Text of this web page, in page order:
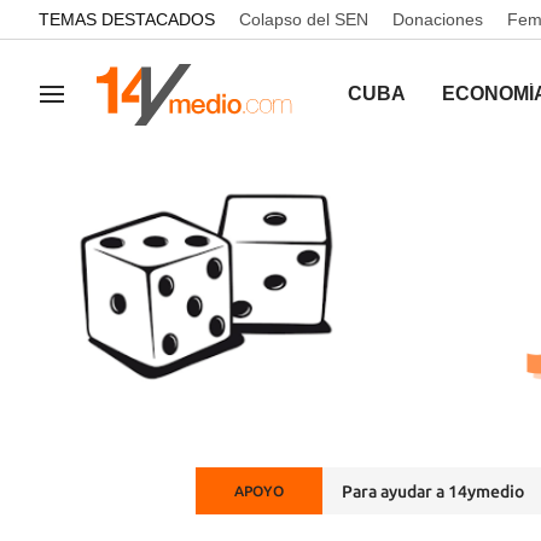
common.go-to-content
TEMAS DESTACADOS Colapso del SEN Donaciones
Navegación CUBA
APOYO Para ayudar a 14ymedio